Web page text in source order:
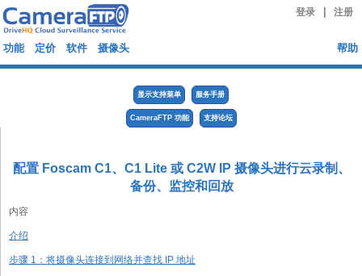
登录 注册
功能 定价 软件 摄像头 帮助
显示支持菜单 服务手册
CameraFTP 功能 支持论坛
配置 Foscam C1、C1 Lite 或 C2W IP 摄像头进行云录制、
备份、监控和回放
内容
介绍
步骤 1：将摄像头连接到网络并查找 IP 地址